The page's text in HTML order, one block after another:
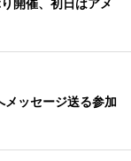
ッセージ送る参加